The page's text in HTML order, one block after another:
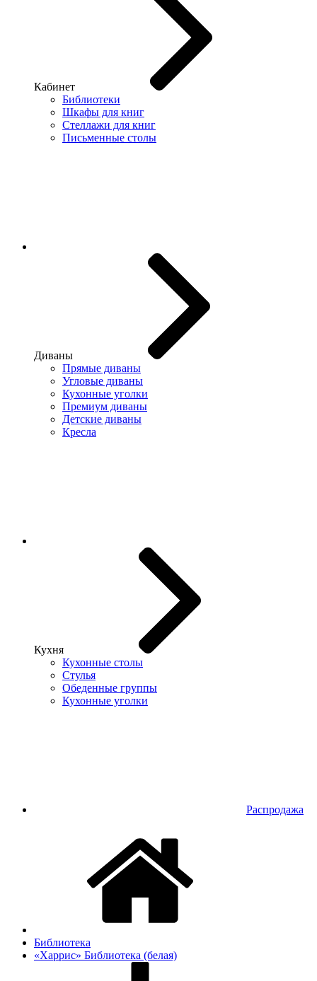
Кабинет
Библиотеки
Шкафы для книг
Стеллажи для книг
Письменные столы
Диваны
Прямые диваны
Угловые диваны
Кухонные уголки
Премиум диваны
Детские диваны
Кресла
Кухня
Кухонные столы
Стулья
Обеденные группы
Кухонные уголки
Распродажа
Библиотека
«Харрис» Библиотека (белая)